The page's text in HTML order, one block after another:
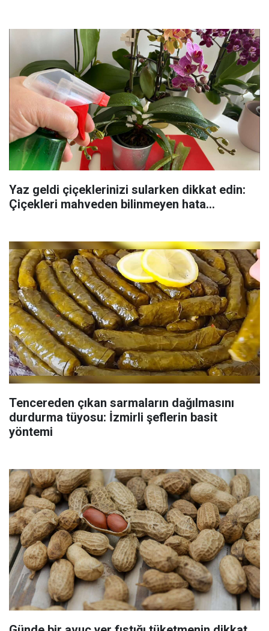
Yaz geldi çiçeklerinizi sularken dikkat edin:
Çiçekleri mahveden bilinmeyen hata...
Tencereden çıkan sarmaların dağılmasını
durdurma tüyosu: İzmirli şeflerin basit
yöntemi